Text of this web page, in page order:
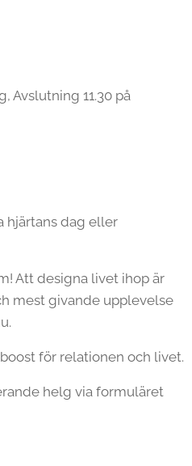
Avslutning 11.30 på
hjärtans dag eller
Att designa livet ihop är
mest givande upplevelse
för relationen och livet.
helg via formuläret